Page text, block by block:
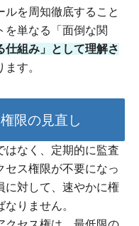
ルを周知徹底すること
を単なる「面倒な関
仕組み」として理解さ
す。
限の見直し
はなく、定期的に監査
セス権限が不要になっ
に対して、速やかに権
りません。